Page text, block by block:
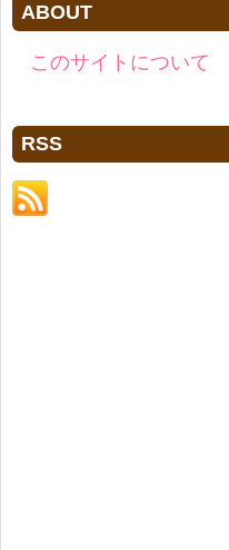
ABOUT
このサイトについて
RSS